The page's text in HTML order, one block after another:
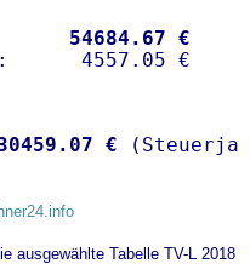
54684.67 €
€
ausgewählte Tabelle TV-L 2018